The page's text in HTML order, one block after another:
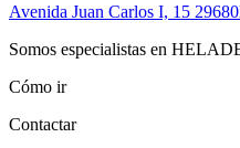
Avenida Juan Carlos I, 15 29680
Somos especialistas en
Cómo ir
Contactar